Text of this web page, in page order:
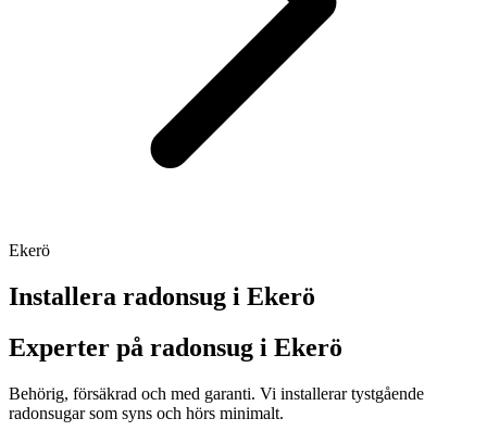
Ekerö
Installera radonsug i Ekerö
Experter på radonsug i Ekerö
Behörig, försäkrad och med garanti. Vi installerar tystgående
radonsugar som syns och hörs minimalt.